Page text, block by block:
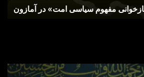
مفهوم سیاسی امت» در آمازون